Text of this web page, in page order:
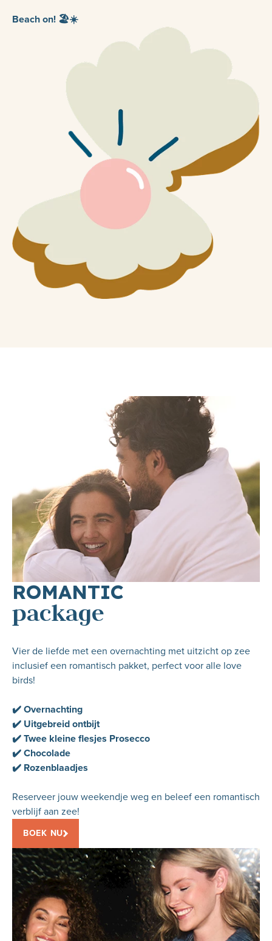
Beach on! 🏖️☀️
ROMANTIC
package
Vier de liefde met een overnachting met uitzicht op zee
inclusief een romantisch pakket, perfect voor alle love
birds!
✔️ Overnachting
✔️ Uitgebreid ontbijt
✔️ Twee kleine flesjes Prosecco
✔️ Chocolade
✔️ Rozenblaadjes
Reserveer jouw weekendje weg en beleef een romantisch
verblijf aan zee!
BOEK NU